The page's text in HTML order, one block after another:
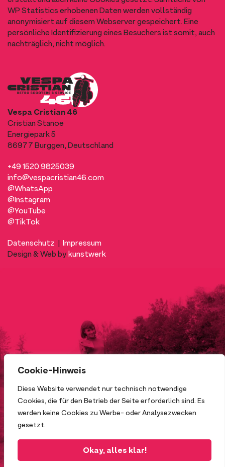
Cookie-Hinweis
Diese Website verwendet nur technisch notwendige
Cookies, die für den Betrieb der Seite erforderlich sind. Es
werden keine Cookies zu Werbe- oder Analysezwecken
gesetzt.
Okay, alles klar!
WP Statistics erhobenen Daten werden vollständig
anonymisiert auf diesem Webserver gespeichert. Eine
persönliche Identifizierung eines Besuchers ist somit, auch
nachträglich, nicht möglich.
Vespa Cristian 46
Cristian Stanoe
Energiepark 5
86977 Burggen, Deutschland
+49 1520 9825039
info@vespacristian46.com
@WhatsApp
@Instagram
@YouTube
@TikTok
Datenschutz | Impressum
Design & Web bykunstwerk